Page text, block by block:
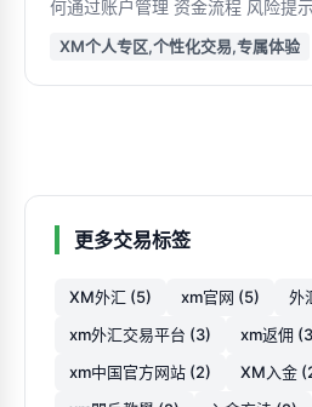
何通过账户管理 资金流程 风险提
率 安全性与使用便利性，帮助新
健选择
XM个人专区,个性化交易,专属体验
更多交易标签
XM外汇 (5) xm官网 (5)
外
xm外汇交易平台 (3)
xm返佣
xm中国官方网站 (2)
XM入金